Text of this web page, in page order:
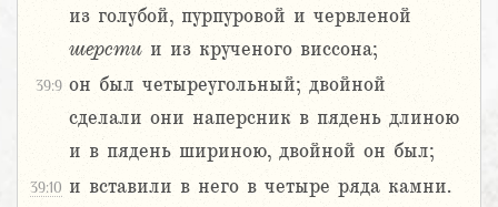
из голубой, пурпуровой и червленой
шерсти и из крученого виссона;
39:9 он был четыреугольный; двойной
сделали они наперсник в пядень длиною
и в пядень шириною, двойной он был;
39:10 и вставили в него в четыре ряда камни.